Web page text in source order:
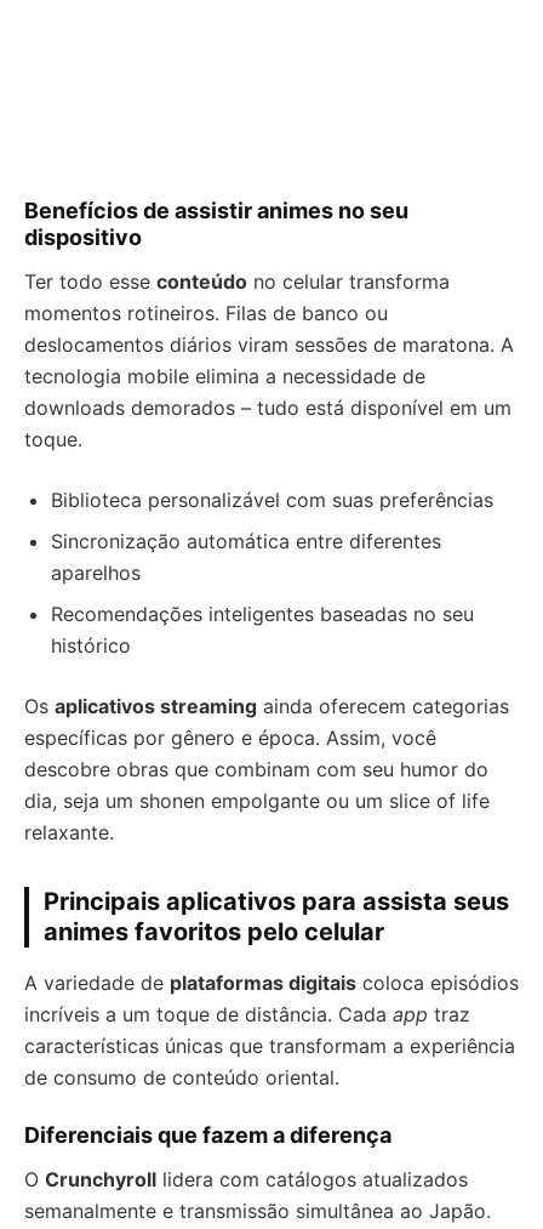
Benefícios de assistir animes no seu
dispositivo
Ter todo esse conteúdo no celular transforma
momentos rotineiros. Filas de banco ou
deslocamentos diários viram sessões de maratona. A
tecnologia mobile elimina a necessidade de
downloads demorados – tudo está disponível em um
toque.
Biblioteca personalizável com suas preferências
Sincronização automática entre diferentes
aparelhos
Recomendações inteligentes baseadas no seu
histórico
Os aplicativos streaming ainda oferecem categorias
específicas por gênero e época. Assim, você
descobre obras que combinam com seu humor do
dia, seja um shonen empolgante ou um slice of life
relaxante.
Principais aplicativos para assista seus
animes favoritos pelo celular
A variedade de plataformas digitais coloca episódios
incríveis a um toque de distância. Cada app traz
características únicas que transformam a experiência
de consumo de conteúdo oriental.
Diferenciais que fazem a diferença
O Crunchyroll lidera com catálogos atualizados
semanalmente e transmissão simultânea ao Japão.